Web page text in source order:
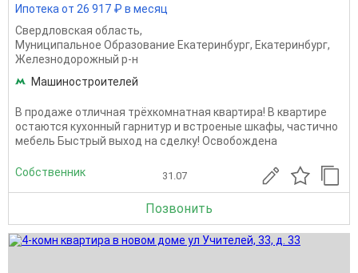
Ипотека от 26 917 ₽ в месяц
Свердловская область,
Муниципальное Образование Екатеринбург, Екатеринбург,
Железнодорожный р-н
Машиностроителей
В продаже отличная трёхкомнатная квартира! В квартире
остаются кухонный гарнитур и встроеные шкафы, частично
мебель Быстрый выход на сделку! Освобождена
Собственник 31.07
Позвонить